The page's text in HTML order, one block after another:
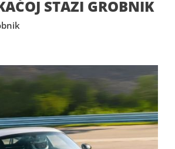
STAZI GROBNIK